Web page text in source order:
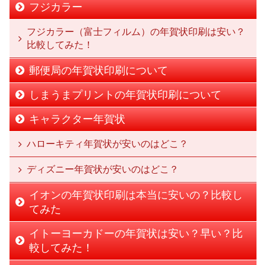
フジカラー
フジカラー（富士フィルム）の年賀状印刷は安い？
比較してみた！
郵便局の年賀状印刷について
しまうまプリントの年賀状印刷について
キャラクター年賀状
ハローキティ年賀状が安いのはどこ？
ディズニー年賀状が安いのはどこ？
イオンの年賀状印刷は本当に安いの？比較し
てみた
イトーヨーカドーの年賀状は安い？早い？比
較してみた！